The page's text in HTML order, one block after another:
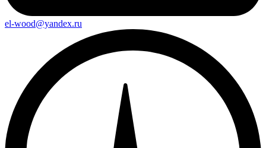
el-wood@yandex.ru